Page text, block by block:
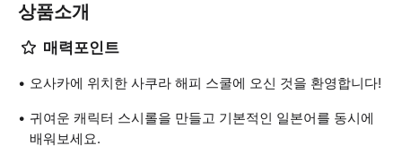
상품소개
매력포인트
오사카에 위치한 사쿠라 해피 스쿨에 오신 것을 환영합니다!
귀여운 캐릭터 스시롤을 만들고 기본적인 일본어를 동시에
배워보세요.